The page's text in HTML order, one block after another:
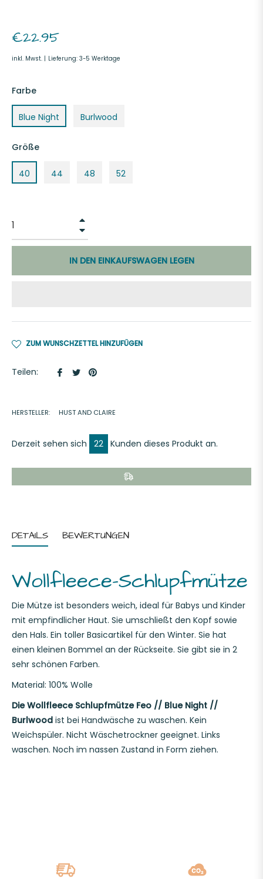
Normaler
€22.95
inkl. Mwst. | Lieferung: 3-5 Werktage
Farbe
Blue Night Burlwood
Größe
40 44 48 52
IN DEN EINKAUFSWAGEN LEGEN
ZUM WUNSCHZETTEL HINZUFÜGEN
Teilen:
Auf
AufAuf
HERSTELLER: HUST AND CLAIRE
Derzeit sehen sich 22 Kunden dieses Produkt an.
DETAILS BEWERTUNGEN
Wollfleece-Schlupfmütze
Die Mütze ist besonders weich, ideal für Babys und Kinder
mit empfindlicher Haut. Sie umschließt den Kopf sowie
den Hals. Ein toller Basicartikel für den Winter. Sie hat
einen kleinen Bommel an der Rückseite. Sie gibt sie in 2
sehr schönen Farben.
Material: 100% Wolle
Die Wollfleece Schlupfmütze Feo // Blue Night //
Burlwood ist bei Handwäsche zu waschen. Kein
Weichspüler. Nicht Wäschetrockner geeignet. Links
waschen. Noch im nassen Zustand in Form ziehen.